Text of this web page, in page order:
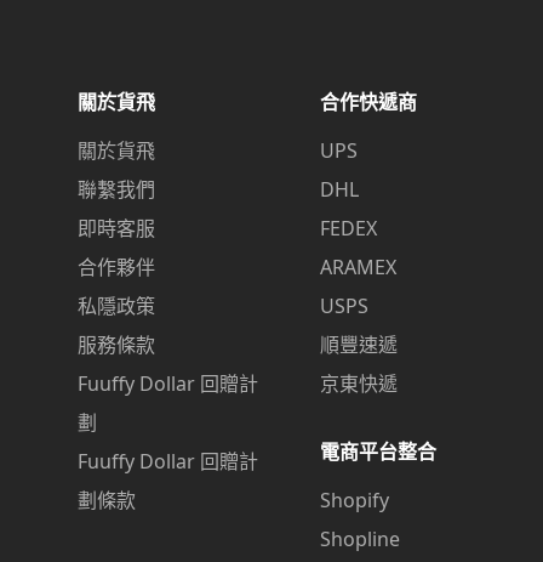
關於貨飛
關於貨飛
聯繫我們
即時客服
合作夥伴
私隱政策
服務條款
Fuuffy Dollar 回贈計
劃
Fuuffy Dollar 回贈計
劃條款
合作快遞商
UPS
DHL
FEDEX
ARAMEX
USPS
順豐速遞
京東快遞
電商平台整合
Shopify
Shopline